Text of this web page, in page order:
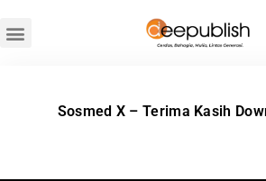
ke
Sosmed X – Terima Kasih